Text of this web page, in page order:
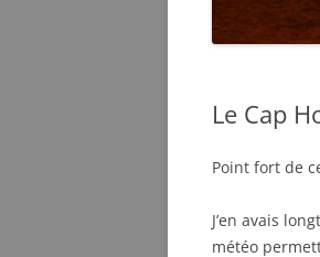
Le Cap
Point fort de
J’en avais
météo